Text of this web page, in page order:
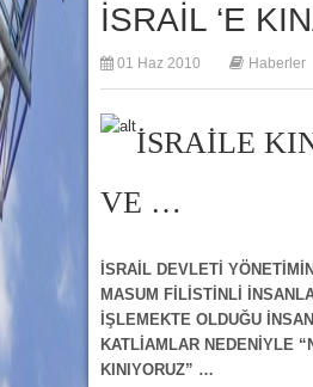
İSRAİL ‘E
01 Haz 2010 Haberler
İSRAİLE
VE …
İSRAİL DEVLETİ
MASUM FİLİSTİNLİ
İŞLEMEKTE OLDUĞU
KATLİAMLAR NEDENİYLE
KINIYORUZ” …